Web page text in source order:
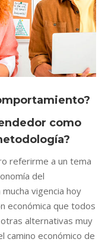
como
referirme a un tema
del
vigencia hoy
económica que todos
alternativas muy
camino económico de